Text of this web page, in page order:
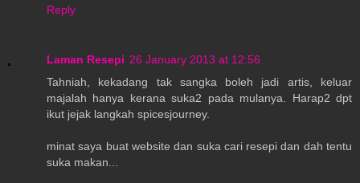
Reply
Laman Resepi 26 January 2013 at 12:56
Tahniah, kekadang tak sangka boleh jadi artis, keluar
majalah hanya kerana suka2 pada mulanya. Harap2 dpt
ikut jejak langkah spicesjourney.
minat saya buat website dan suka cari resepi dan dah tentu
suka makan...